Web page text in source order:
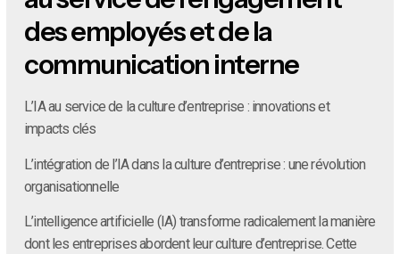
des employés et de la
communication interne
L’IA au service de la culture d’entreprise : innovations et
impacts clés
L’intégration de l’IA dans la culture d’entreprise : une révolution
organisationnelle
L’intelligence artificielle (IA) transforme radicalement la manière
dont les entreprises abordent leur culture d’entreprise. Cette